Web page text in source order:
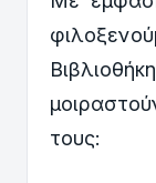
τους: